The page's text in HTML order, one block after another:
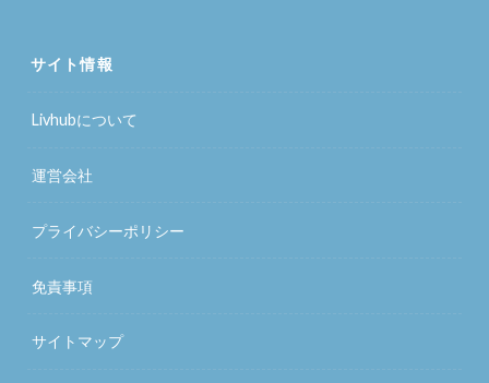
サイト情報
Livhubについて
運営会社
プライバシーポリシー
免責事項
サイトマップ